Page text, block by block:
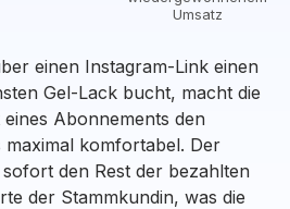
Umsatz
einen Instagram-Link einen
Gel-Lack bucht, macht die
Abonnements den
maximal komfortabel. Der
den Rest der bezahlten
der Stammkundin, was die